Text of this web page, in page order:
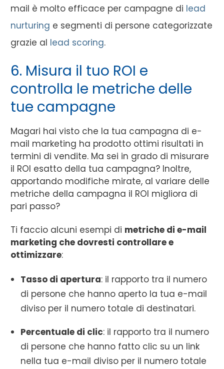
mail è molto efficace per campagne di lead
nurturing e segmenti di persone categorizzate
grazie al lead scoring.
6. Misura il tuo ROI e
controlla le metriche delle
tue campagne
Magari hai visto che la tua campagna di e-
mail marketing ha prodotto ottimi risultati in
termini di vendite. Ma sei in grado di misurare
il ROI esatto della tua campagna? Inoltre,
apportando modifiche mirate, al variare delle
metriche della campagna il ROI migliora di
pari passo?
Ti faccio alcuni esempi di metriche di e-mail
marketing che dovresti controllare e
ottimizzare:
Tasso di apertura: il rapporto tra il numero
di persone che hanno aperto la tua e-mail
diviso per il numero totale di destinatari.
Percentuale di clic: il rapporto tra il numero
di persone che hanno fatto clic su un link
nella tua e-mail diviso per il numero totale